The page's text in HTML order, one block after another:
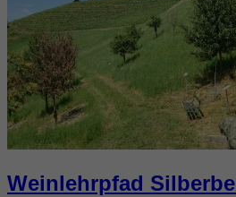
Weinlehrpfad